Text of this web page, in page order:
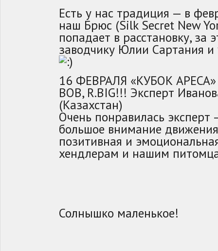
Есть у нас традиция — в
наш Брюс (Silk Secret New
попадает в расстановку, за
заводчику Юлии Сартания
16 ФЕВРАЛЯ «КУБОК АРЕСА»
BOB, R.BIG!!! Эксперт
(Казахстан)
Очень понравилась эксперт
большое внимание
позитивная и
хендлерам и нашим
Солнышко маленькое!